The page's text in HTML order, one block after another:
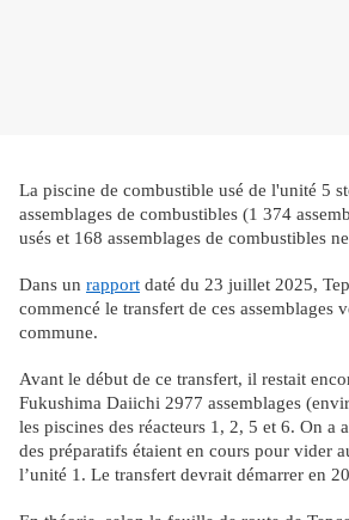
La piscine de combustible usé de l'unité 5
assemblages de combustibles (1 374
usés et 168 assemblages de combustibles
Dans un rapport daté du 23 juillet 2025,
commencé le transfert de ces assemblages
commune.
Avant le début de ce transfert, il restait
Fukushima Daiichi 2977 assemblages
les piscines des réacteurs 1, 2, 5 et 6. On a
des préparatifs étaient en cours pour vider
l’unité 1. Le transfert devrait démarrer en